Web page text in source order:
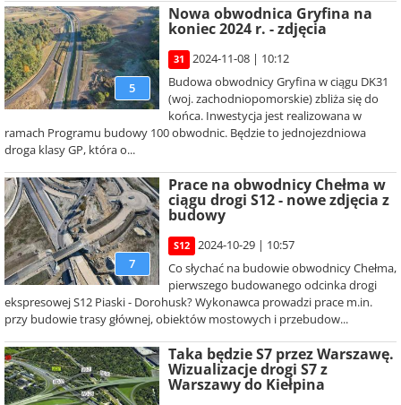
5
Nowa obwodnica Gryfina na
koniec 2024 r. - zdjęcia
31
2024-11-08 | 10:12
Budowa obwodnicy Gryfina w ciągu DK31
(woj. zachodniopomorskie) zbliża się do
końca. Inwestycja jest realizowana w
ramach Programu budowy 100 obwodnic. Będzie to jednojezdniowa
droga klasy GP, która o...
7
Prace na obwodnicy Chełma w
ciągu drogi S12 - nowe zdjęcia z
budowy
S12
2024-10-29 | 10:57
Co słychać na budowie obwodnicy Chełma,
pierwszego budowanego odcinka drogi
ekspresowej S12 Piaski - Dorohusk? Wykonawca prowadzi prace m.in.
przy budowie trasy głównej, obiektów mostowych i przebudow...
Taka będzie S7 przez Warszawę.
Wizualizacje drogi S7 z
Warszawy do Kiełpina